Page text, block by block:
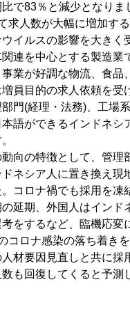
で83％と減少となりま
求人数が大幅に増加す
イルスの影響を大きく
連を中心とする製造業
業が好調な物流、食品
員目的の求人依頼を受
門(経理・法務)、工場
語ができるインドネシ
向の特徴として、管理
ネシア人に置き換え現
コロナ禍でも採用を凍
延期、外国人はインド
をするなど、臨機応変
コロナ感染の落ち着き
材要因見直しと共に採
も回復してくると予測